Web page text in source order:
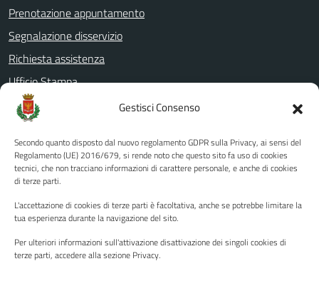
Gestisci Consenso
Secondo quanto disposto dal nuovo regolamento GDPR sulla Privacy, ai sensi del
Regolamento (UE) 2016/679, si rende noto che questo sito fa uso di cookies
tecnici, che non tracciano informazioni di carattere personale, e anche di cookies
di terze parti.
L'accettazione di cookies di terze parti è facoltativa, anche se potrebbe limitare la
tua esperienza durante la navigazione del sito.
Per ulteriori informazioni sull'attivazione disattivazione dei singoli cookies di
terze parti, accedere alla sezione Privacy.
Prenotazione appuntamento
Segnalazione disservizio
Richiesta assistenza
Ufficio Stampa
Amministrazione Trasparente
Albo pretorio
Informativa privacy
Note legali
Piano di miglioramento del sito